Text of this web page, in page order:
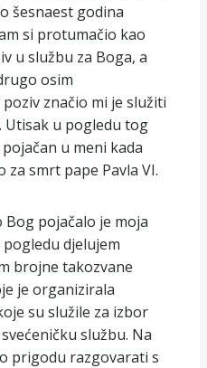
šesnaest godina
si protumačio kao
u službu za Boga, a
osim
značio mi je služiti
Utisak u pogledu tog
u meni kada
za smrt pape Pavla VI.
Bog pojačalo je moja
djelujem
brojne takozvane
je organizirala
su služile za izbor
službu. Na
prigodu razgovarati s